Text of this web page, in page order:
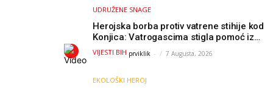
UDRUŽENE SNAGE
Herojska borba protiv vatrene stihije kod
Konjica: Vatrogascima stigla pomoć iz
Sarajeva, helikopteri i Air Tractori
udružili snage
VIJESTI BIH prviklik - 7 Augusta, 2026
EKOLOŠKI HEROJ